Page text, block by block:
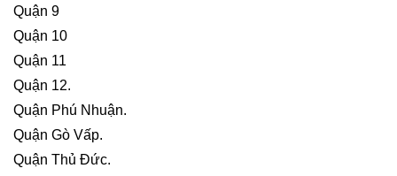
Quận 9
Quận 10
Quận 11
Quận 12.
Quận Phú Nhuận.
Quận Gò Vấp.
Quận Thủ Đức.